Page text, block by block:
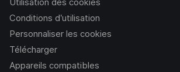
Conditions d’utilisation
Personnaliser les cookies
Télécharger
Appareils compatibles